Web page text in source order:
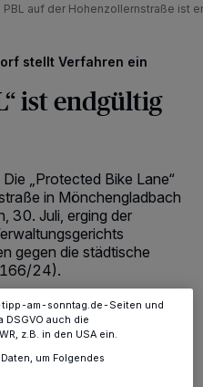
PBL auf der Hohenzollernstraße ist
stellt Verfahren ein
ist endgültig
Die „Protected Bike Lane“
in Mönchengladbach
30. Juli, erging der
gegen die städtische
24).
oder eindeutige
Auswahl von OK aktivieren Sie
bereitzustellen“ aufgeführten
sind manche Inhalte und
so relevant für Sie. Sie können
um Ihre Einstellungen zu
indem Sie auf den Link
Rand der Webseite klicken.
Website. Weitere
tipp-am-sonntag.de-Seiten und
DSGVO auch die
z.B. in den USA ein.
um Folgendes